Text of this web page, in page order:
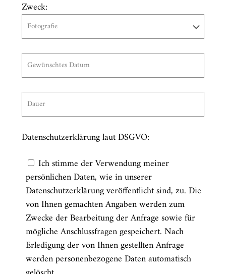
Zweck:
Datenschutzerklärung laut DSGVO:
Ich stimme der Verwendung meiner
persönlichen Daten, wie in unserer
Datenschutzerklärung veröffentlicht sind, zu. Die
von Ihnen gemachten Angaben werden zum
Zwecke der Bearbeitung der Anfrage sowie für
mögliche Anschlussfragen gespeichert. Nach
Erledigung der von Ihnen gestellten Anfrage
werden personenbezogene Daten automatisch